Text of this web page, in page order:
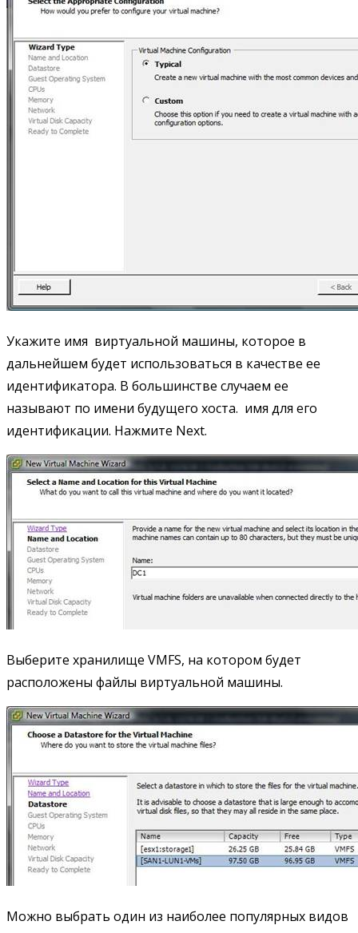
Укажите имя виртуальной машины, которое в
дальнейшем будет использоваться в качестве ее
идентификатора. В большинстве случаем ее
называют по имени будущего хоста. имя для его
идентификации. Нажмите Next.
Выберите хранилище VMFS, на котором будет
расположены файлы виртуальной машины.
Можно выбрать один из наиболее популярных видов